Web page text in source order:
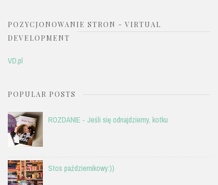
POZYCJONOWANIE STRON - VIRTUAL
DEVELOPMENT
VD.pl
POPULAR POSTS
ROZDANIE - Jeśli się odnajdziemy, kotku
Stos październikowy:))